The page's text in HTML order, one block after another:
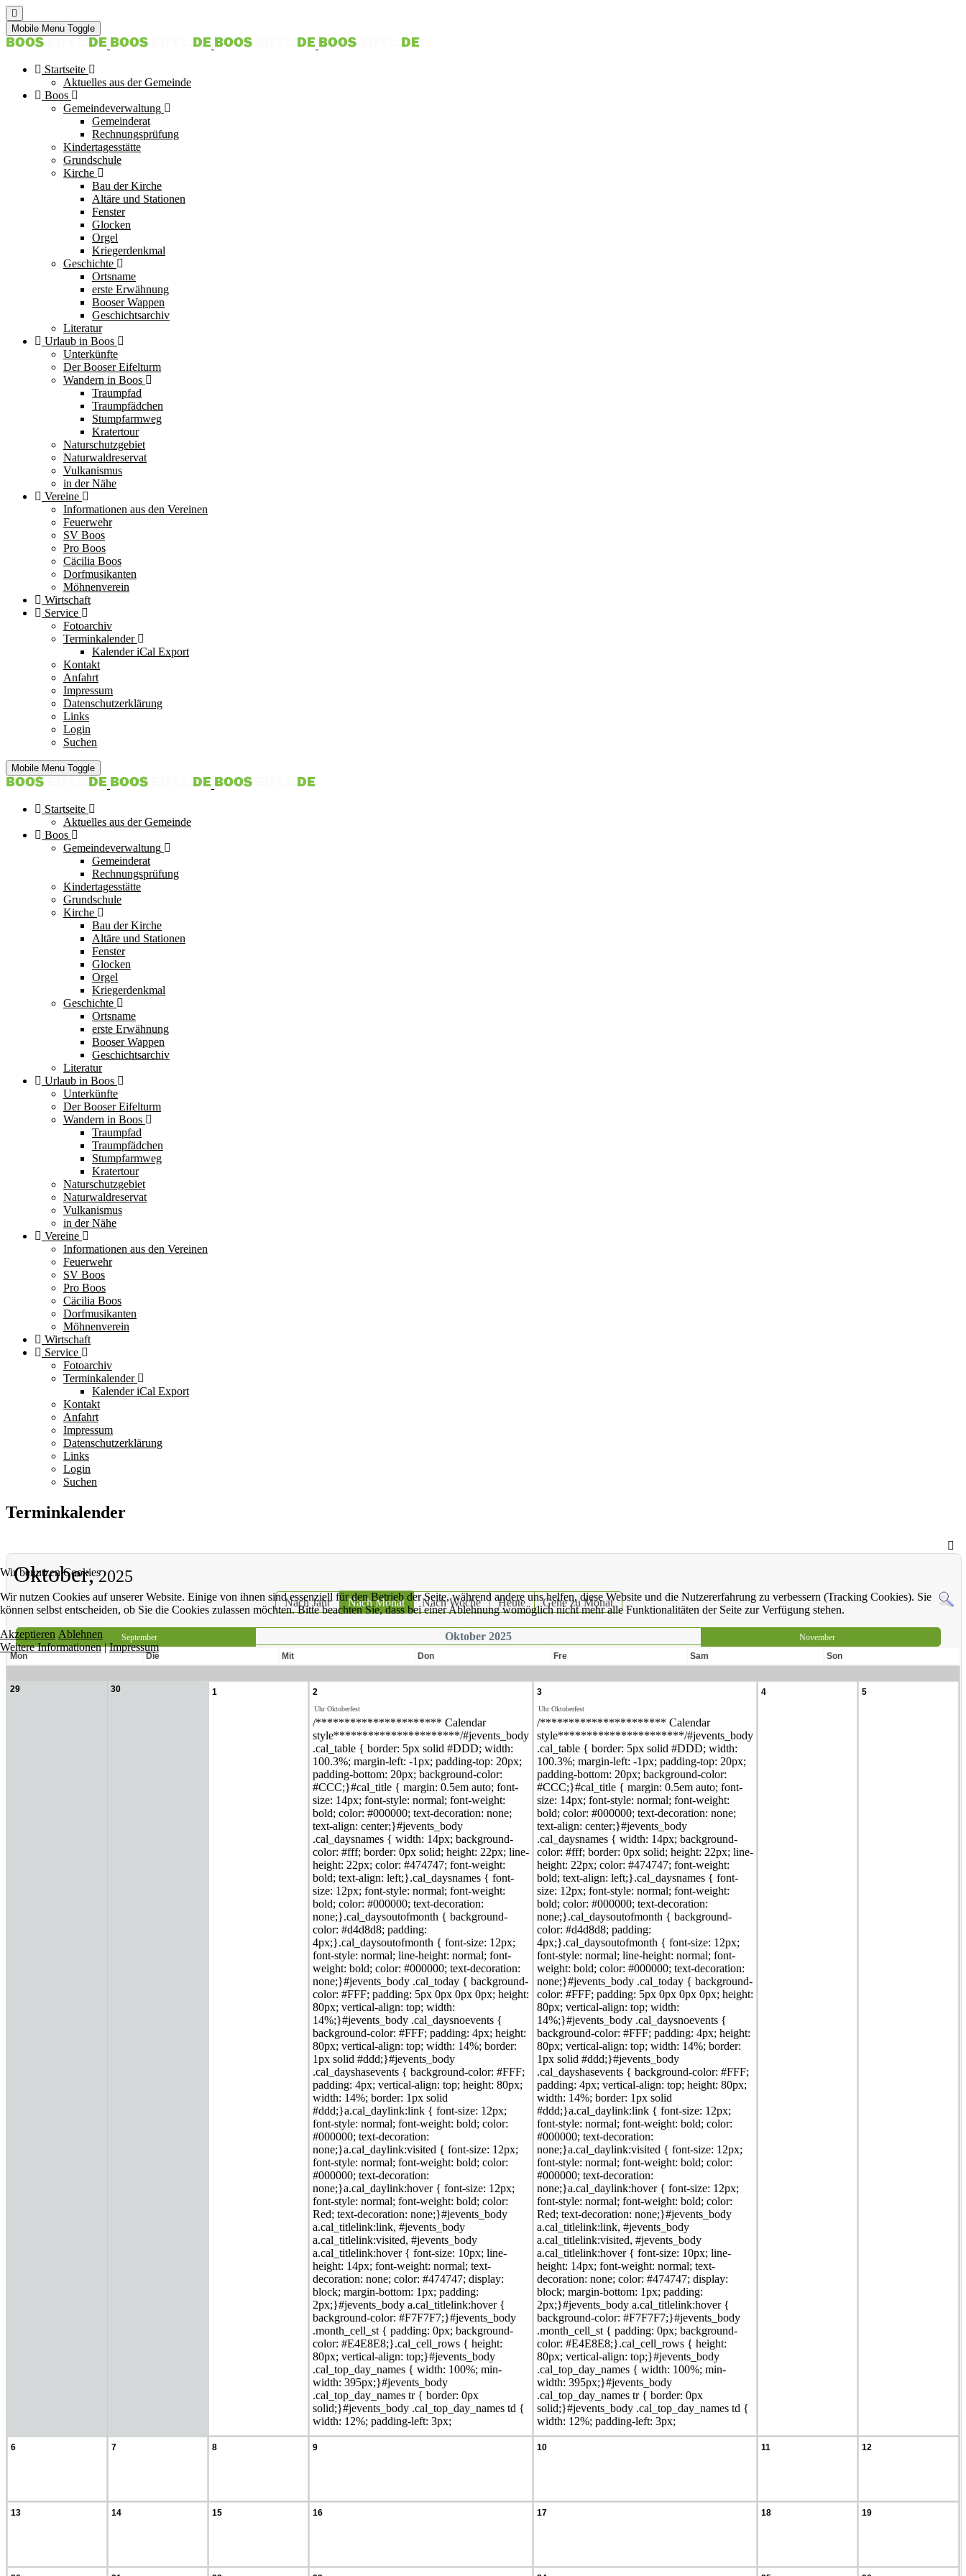
Mobile Menu Toggle
Startseite
Aktuelles aus der Gemeinde
Boos
Gemeindeverwaltung
Gemeinderat
Rechnungsprüfung
Kindertagesstätte
Grundschule
Kirche
Bau der Kirche
Altäre und Stationen
Fenster
Glocken
Orgel
Kriegerdenkmal
Geschichte
Ortsname
erste Erwähnung
Booser Wappen
Geschichtsarchiv
Literatur
Urlaub in Boos
Unterkünfte
Der Booser Eifelturm
Wandern in Boos
Traumpfad
Traumpfädchen
Stumpfarmweg
Kratertour
Naturschutzgebiet
Naturwaldreservat
Vulkanismus
in der Nähe
Vereine
Informationen aus den Vereinen
Feuerwehr
SV Boos
Pro Boos
Cäcilia Boos
Dorfmusikanten
Möhnenverein
Wirtschaft
Service
Fotoarchiv
Terminkalender
Kalender iCal Export
Kontakt
Anfahrt
Impressum
Datenschutzerklärung
Links
Login
Suchen
Mobile Menu Toggle
Startseite
Aktuelles aus der Gemeinde
Boos
Gemeindeverwaltung
Gemeinderat
Rechnungsprüfung
Kindertagesstätte
Grundschule
Kirche
Bau der Kirche
Altäre und Stationen
Fenster
Glocken
Orgel
Kriegerdenkmal
Geschichte
Ortsname
erste Erwähnung
Booser Wappen
Geschichtsarchiv
Literatur
Urlaub in Boos
Unterkünfte
Der Booser Eifelturm
Wandern in Boos
Traumpfad
Traumpfädchen
Stumpfarmweg
Kratertour
Naturschutzgebiet
Naturwaldreservat
Vulkanismus
in der Nähe
Vereine
Informationen aus den Vereinen
Feuerwehr
SV Boos
Pro Boos
Cäcilia Boos
Dorfmusikanten
Möhnenverein
Wirtschaft
Service
Fotoarchiv
Terminkalender
Kalender iCal Export
Kontakt
Anfahrt
Impressum
Datenschutzerklärung
Links
Login
Suchen
Terminkalender
Oktober, 2025
Nach Jahr Nach Monat Nach Woche Heute Gehe zu Monat
September Oktober 2025
November
Mon
Die Mit Don Fre Sam Son
29 30 1 2
Uhr Oktoberfest
/********************** Calendar
style**********************/#jevents_body
.cal_table { border: 5px solid #DDD; width:
100.3%; margin-left: -1px; padding-top: 20px;
padding-bottom: 20px; background-color:
#CCC;}#cal_title { margin: 0.5em auto; font-
size: 14px; font-style: normal; font-weight:
bold; color: #000000; text-decoration: none;
text-align: center;}#jevents_body
.cal_daysnames { width: 14px; background-
color: #fff; border: 0px solid; height: 22px; line-
height: 22px; color: #474747; font-weight:
bold; text-align: left;}.cal_daysnames { font-
size: 12px; font-style: normal; font-weight:
bold; color: #000000; text-decoration:
none;}.cal_daysoutofmonth { background-
color: #d4d8d8; padding:
4px;}.cal_daysoutofmonth { font-size: 12px;
font-style: normal; line-height: normal; font-
weight: bold; color: #000000; text-decoration:
none;}#jevents_body .cal_today { background-
color: #FFF; padding: 5px 0px 0px 0px; height:
80px; vertical-align: top; width:
14%;}#jevents_body .cal_daysnoevents {
background-color: #FFF; padding: 4px; height:
80px; vertical-align: top; width: 14%; border:
1px solid #ddd;}#jevents_body
.cal_dayshasevents { background-color: #FFF;
padding: 4px; vertical-align: top; height: 80px;
width: 14%; border: 1px solid
#ddd;}a.cal_daylink:link { font-size: 12px;
font-style: normal; font-weight: bold; color:
#000000; text-decoration:
none;}a.cal_daylink:visited { font-size: 12px;
font-style: normal; font-weight: bold; color:
#000000; text-decoration:
none;}a.cal_daylink:hover { font-size: 12px;
font-style: normal; font-weight: bold; color:
Red; text-decoration: none;}#jevents_body
a.cal_titlelink:link, #jevents_body
a.cal_titlelink:visited, #jevents_body
a.cal_titlelink:hover { font-size: 10px; line-
height: 14px; font-weight: normal; text-
decoration: none; color: #474747; display:
block; margin-bottom: 1px; padding:
2px;}#jevents_body a.cal_titlelink:hover {
background-color: #F7F7F7;}#jevents_body
.month_cell_st { padding: 0px; background-
color: #E4E8E8;}.cal_cell_rows { height:
80px; vertical-align: top;}#jevents_body
.cal_top_day_names { width: 100%; min-
width: 395px;}#jevents_body
.cal_top_day_names tr { border: 0px
solid;}#jevents_body .cal_top_day_names td {
width: 12%; padding-left: 3px;
3
Uhr Oktoberfest
/********************** Calendar
style**********************/#jevents_body
.cal_table { border: 5px solid #DDD; width:
100.3%; margin-left: -1px; padding-top: 20px;
padding-bottom: 20px; background-color:
#CCC;}#cal_title { margin: 0.5em auto; font-
size: 14px; font-style: normal; font-weight:
bold; color: #000000; text-decoration: none;
text-align: center;}#jevents_body
.cal_daysnames { width: 14px; background-
color: #fff; border: 0px solid; height: 22px; line-
height: 22px; color: #474747; font-weight:
bold; text-align: left;}.cal_daysnames { font-
size: 12px; font-style: normal; font-weight:
bold; color: #000000; text-decoration:
none;}.cal_daysoutofmonth { background-
color: #d4d8d8; padding:
4px;}.cal_daysoutofmonth { font-size: 12px;
font-style: normal; line-height: normal; font-
weight: bold; color: #000000; text-decoration:
none;}#jevents_body .cal_today { background-
color: #FFF; padding: 5px 0px 0px 0px; height:
80px; vertical-align: top; width:
14%;}#jevents_body .cal_daysnoevents {
background-color: #FFF; padding: 4px; height:
80px; vertical-align: top; width: 14%; border:
1px solid #ddd;}#jevents_body
.cal_dayshasevents { background-color: #FFF;
padding: 4px; vertical-align: top; height: 80px;
width: 14%; border: 1px solid
#ddd;}a.cal_daylink:link { font-size: 12px;
font-style: normal; font-weight: bold; color:
#000000; text-decoration:
none;}a.cal_daylink:visited { font-size: 12px;
font-style: normal; font-weight: bold; color:
#000000; text-decoration:
none;}a.cal_daylink:hover { font-size: 12px;
font-style: normal; font-weight: bold; color:
Red; text-decoration: none;}#jevents_body
a.cal_titlelink:link, #jevents_body
a.cal_titlelink:visited, #jevents_body
a.cal_titlelink:hover { font-size: 10px; line-
height: 14px; font-weight: normal; text-
decoration: none; color: #474747; display:
block; margin-bottom: 1px; padding:
2px;}#jevents_body a.cal_titlelink:hover {
background-color: #F7F7F7;}#jevents_body
.month_cell_st { padding: 0px; background-
color: #E4E8E8;}.cal_cell_rows { height:
80px; vertical-align: top;}#jevents_body
.cal_top_day_names { width: 100%; min-
width: 395px;}#jevents_body
.cal_top_day_names tr { border: 0px
solid;}#jevents_body .cal_top_day_names td {
width: 12%; padding-left: 3px;
4 5
6 7 8 9 10 11 12
13 14 15 16 17 18 19
Wir benutzen Cookies
Wir nutzen Cookies auf unserer Website. Einige von ihnen sind essenziell für den Betrieb der Seite, während andere uns helfen, diese Website und die Nutzererfahrung zu verbessern (Tracking Cookies). Sie
können selbst entscheiden, ob Sie die Cookies zulassen möchten. Bitte beachten Sie, dass bei einer Ablehnung womöglich nicht mehr alle Funktionalitäten der Seite zur Verfügung stehen.
Akzeptieren Ablehnen
Weitere Informationen|Impressum